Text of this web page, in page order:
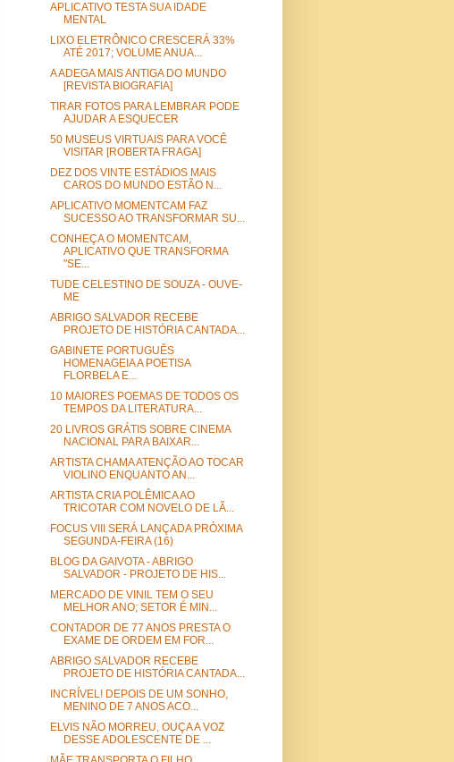
APLICATIVO TESTA SUA IDADE
MENTAL
LIXO ELETRÔNICO CRESCERÁ 33%
ATÉ 2017; VOLUME ANUA...
A ADEGA MAIS ANTIGA DO MUNDO
[REVISTA BIOGRAFIA]
TIRAR FOTOS PARA LEMBRAR PODE
AJUDAR A ESQUECER
50 MUSEUS VIRTUAIS PARA VOCÊ
VISITAR [ROBERTA FRAGA]
DEZ DOS VINTE ESTÁDIOS MAIS
CAROS DO MUNDO ESTÃO N...
APLICATIVO MOMENTCAM FAZ
SUCESSO AO TRANSFORMAR SU...
CONHEÇA O MOMENTCAM,
APLICATIVO QUE TRANSFORMA
"SE...
TUDE CELESTINO DE SOUZA - OUVE-
ME
ABRIGO SALVADOR RECEBE
PROJETO DE HISTÓRIA CANTADA...
GABINETE PORTUGUÊS
HOMENAGEIA A POETISA
FLORBELA E...
10 MAIORES POEMAS DE TODOS OS
TEMPOS DA LITERATURA...
20 LIVROS GRÁTIS SOBRE CINEMA
NACIONAL PARA BAIXAR...
ARTISTA CHAMA ATENÇÃO AO TOCAR
VIOLINO ENQUANTO AN...
ARTISTA CRIA POLÊMICA AO
TRICOTAR COM NOVELO DE LÃ...
FOCUS VIII SERÁ LANÇADA PRÓXIMA
SEGUNDA-FEIRA (16)
BLOG DA GAIVOTA - ABRIGO
SALVADOR - PROJETO DE HIS...
MERCADO DE VINIL TEM O SEU
MELHOR ANO; SETOR É MIN...
CONTADOR DE 77 ANOS PRESTA O
EXAME DE ORDEM EM FOR...
ABRIGO SALVADOR RECEBE
PROJETO DE HISTÓRIA CANTADA...
INCRÍVEL! DEPOIS DE UM SONHO,
MENINO DE 7 ANOS ACO...
ELVIS NÃO MORREU, OUÇA A VOZ
DESSE ADOLESCENTE DE ...